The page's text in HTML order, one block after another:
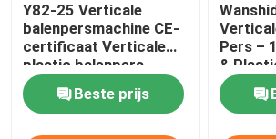
Y82-25 Verticale
balenpersmachine CE-
certificaat Verticale
plastic balenpers
Beste prijs
Pers –
&